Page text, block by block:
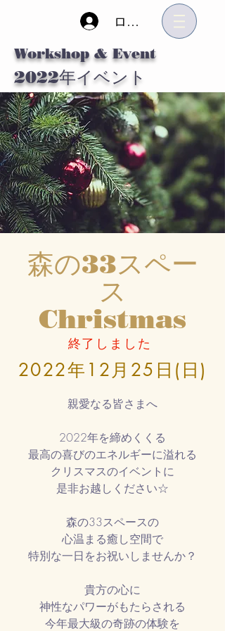
ログイン
Workshop & Event
2022年イベント
森の33スペー
ス
Christmas
終了しました
2022年12月25日(日)
親愛なる皆さまへ
2022年を締めくくる
最高の喜びのエネルギーに溢れる
クリスマスのイベント に
是非お越しください☆
森の33スペースの
心温まる癒し空間で
特別な一日をお祝いしませんか？
貴方の心に
​神性なパワーがもたらされる
今年最大級の​奇跡の体験を